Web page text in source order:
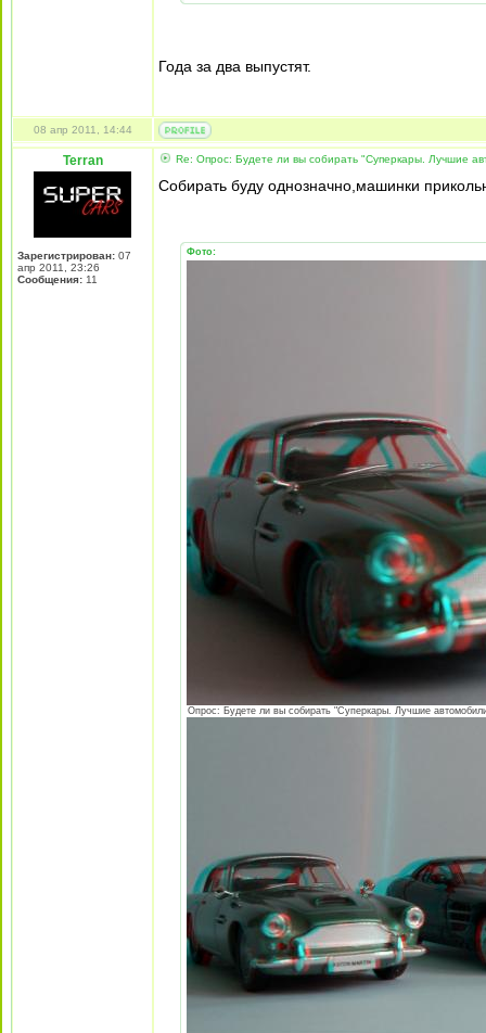
Года за два выпустят.
08 апр 2011, 14:44
Terran
Зарегистрирован: 07
апр 2011, 23:26
Сообщения: 11
Re: Опрос: Будете ли вы собирать "Суперкары. Лучшие
Собирать буду однозначно,машинки
Фото:
Опрос: Будете ли вы собирать "Суперкары. Лучшие